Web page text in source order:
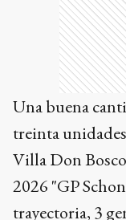
Una buena
treinta
Villa Don
2026 "GP
trayectoria, 3